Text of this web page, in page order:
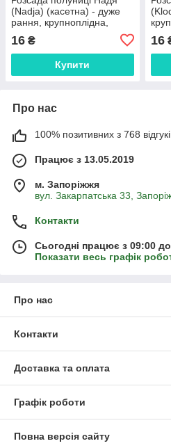
(Nadja) (касетна) - дуже
рання, крупноплідна,
16 ₴
Купити
16
Про нас
100% позитивних з 768
Працює з 13.05.2019
м. Запоріжжя
вул. Закарпатська 33,
Контакти
Сьогодні працює з 09:00
Показати весь графік
Про нас
Контакти
Доставка та оплата
Графік роботи
Повна версія сайту